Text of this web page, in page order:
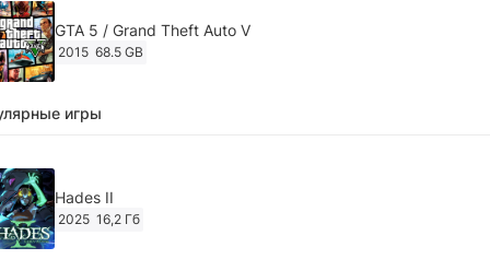
GTA 5 / Grand Theft Auto V
2015 68.5 GB
Ghost of Tsushima: Director's Cut v.1053.8.1023.1614
игры
Hades II
2025 16,2 Гб